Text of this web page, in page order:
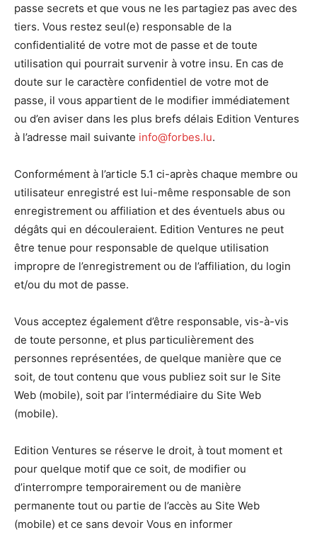
passe secrets et que vous ne les partagiez pas avec des
tiers. Vous restez seul(e) responsable de la
confidentialité de votre mot de passe et de toute
utilisation qui pourrait survenir à votre insu. En cas de
doute sur le caractère confidentiel de votre mot de
passe, il vous appartient de le modifier immédiatement
ou d’en aviser dans les plus brefs délais Edition Ventures
à l’adresse mail suivante info@forbes.lu.
Conformément à l’article 5.1 ci-après chaque membre ou
utilisateur enregistré est lui-même responsable de son
enregistrement ou affiliation et des éventuels abus ou
dégâts qui en découleraient. Edition Ventures ne peut
être tenue pour responsable de quelque utilisation
impropre de l’enregistrement ou de l’affiliation, du login
et/ou du mot de passe.
Vous acceptez également d’être responsable, vis-à-vis
de toute personne, et plus particulièrement des
personnes représentées, de quelque manière que ce
soit, de tout contenu que vous publiez soit sur le Site
Web (mobile), soit par l’intermédiaire du Site Web
(mobile).
Edition Ventures se réserve le droit, à tout moment et
pour quelque motif que ce soit, de modifier ou
d’interrompre temporairement ou de manière
permanente tout ou partie de l’accès au Site Web
(mobile) et ce sans devoir Vous en informer